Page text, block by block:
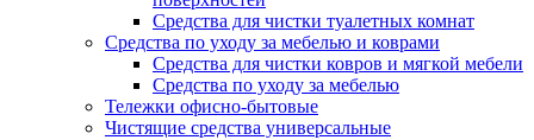
Средства для чистки туалетных комнат
Средства по уходу за мебелью и коврами
Средства для чистки ковров и мягкой мебели
Средства по уходу за мебелью
Тележки офисно-бытовые
Чистящие средства универсальные